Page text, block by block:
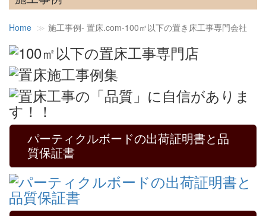
Home 施工事例‐ 置床.com-100㎡以下の置き床工事専門会社
パーティクルボードの出荷証明書と品
質保証書